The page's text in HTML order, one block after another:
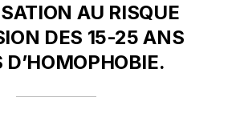
AU RISQUE
DES 15-25 ANS